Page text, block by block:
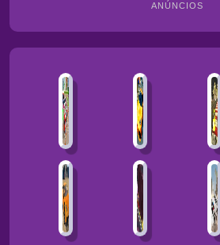
ANÚNCIOS